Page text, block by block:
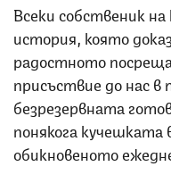
Всеки собственик
история, която
радостното
присъствие до нас в
безрезервната
понякога кучешката
обикновеното